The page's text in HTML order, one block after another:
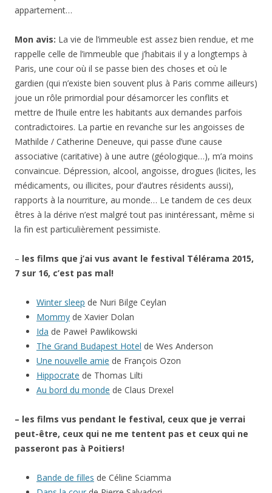
appartement…
Mon avis: La vie de l’immeuble est assez bien rendue, et me
rappelle celle de l’immeuble que j’habitais il y a longtemps à
Paris, une cour où il se passe bien des choses et où le
gardien (qui n’existe bien souvent plus à Paris comme ailleurs)
joue un rôle primordial pour désamorcer les conflits et
mettre de l’huile entre les habitants aux demandes parfois
contradictoires. La partie en revanche sur les angoisses de
Mathilde / Catherine Deneuve, qui passe d’une cause
associative (caritative) à une autre (géologique…), m’a moins
convaincue. Dépression, alcool, angoisse, drogues (licites, les
médicaments, ou illicites, pour d’autres résidents aussi),
rapports à la nourriture, au monde… Le tandem de ces deux
êtres à la dérive n’est malgré tout pas inintéressant, même si
la fin est particulièrement pessimiste.
– les films que j’ai vus avant le festival Télérama 2015,
7 sur 16, c’est pas mal!
Winter sleep de Nuri Bilge Ceylan
Mommy de Xavier Dolan
Ida de Paweł Pawlikowski
The Grand Budapest Hotel de Wes Anderson
Une nouvelle amie de François Ozon
Hippocrate de Thomas Lilti
Au bord du monde de Claus Drexel
– les films vus pendant le festival, ceux que je verrai
peut-être, ceux qui ne me tentent pas et ceux qui ne
passeront pas à Poitiers!
Bande de filles de Céline Sciamma